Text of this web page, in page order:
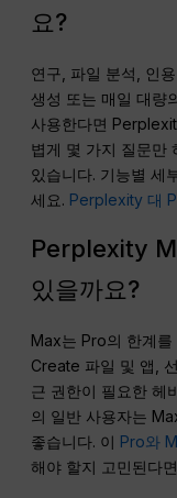
요?
연구, 파일 분석, 인
생성 또는 매일 대량
사용한다면
볍게 몇 가지 질문만
있습니다. 기능별 세
세요. Perplexity 대
Perplexity
있을까요?
Max는 Pro의 한계를
Create 파일 및 앱,
근 권한이 필요한 헤
의 일반 사용자는
좋습니다. 이 Pro와
해야 할지 고민된다